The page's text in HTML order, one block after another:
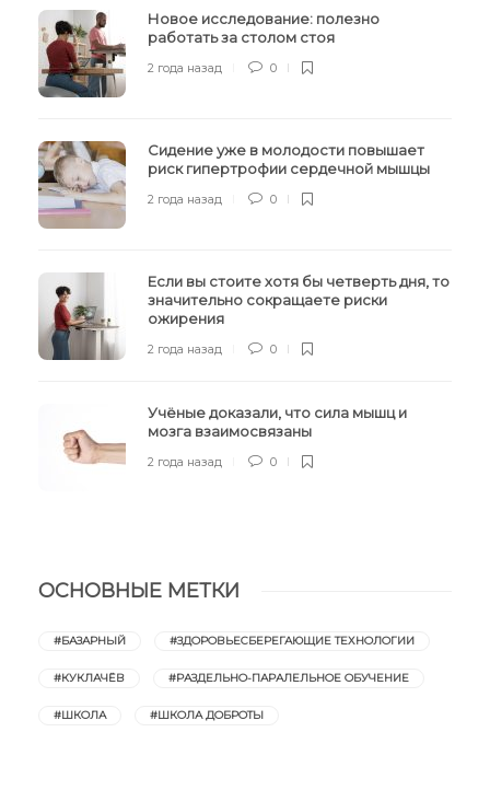
Новое исследование: полезно
работать за столом стоя
2 года назад 0
Сидение уже в молодости повышает
риск гипертрофии сердечной мышцы
2 года назад 0
Если вы стоите хотя бы четверть дня, то
значительно сокращаете риски
ожирения
2 года назад 0
Учёные доказали, что сила мышц и
мозга взаимосвязаны
2 года назад 0
ОСНОВНЫЕ МЕТКИ
#БАЗАРНЫЙ #ЗДОРОВЬЕСБЕРЕГАЮЩИЕ ТЕХНОЛОГИИ
#КУКЛАЧЁВ #РАЗДЕЛЬНО-ПАРАЛЕЛЬНОЕ ОБУЧЕНИЕ
#ШКОЛА #ШКОЛА ДОБРОТЫ